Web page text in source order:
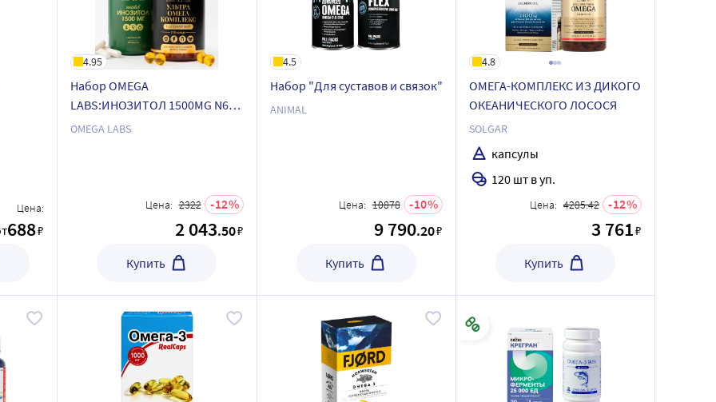
Цена:
688₽
4.95
Набор OMEGA
LABS:ИНОЗИТОЛ 1500MG N60
КАПС ПО 895МГ+УЛЬТРА ОМЕГА
OMEGA LABS
Цена: 2322 12
2 043.50₽
Купить
4.5
Набор "Для суставов и связок"
ANIMAL
Цена: 10878 10
9 790.20₽
Купить
4.8
ОМЕГА-КОМПЛЕКС ИЗ ДИКОГО
ОКЕАНИЧЕСКОГО ЛОСОСЯ
SOLGAR
капсулы
120 шт в уп.
Цена: 4285.42 12
3 761₽
Купить